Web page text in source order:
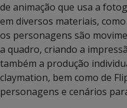
de animação que usa a
em diversos materiais,
os personagens são
a quadro, criando a
também a produção
claymation, bem como de
personagens e cenários